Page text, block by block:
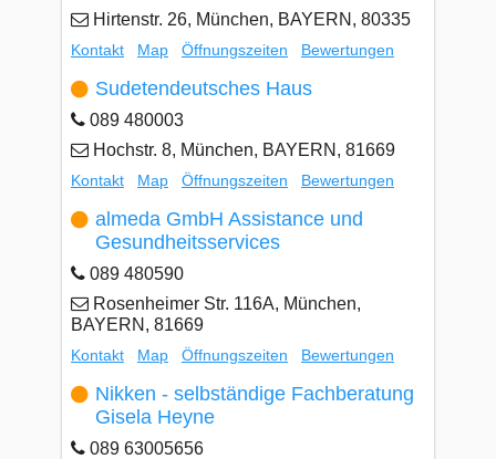
Hirtenstr. 26, München, BAYERN, 80335
Kontakt Map Öffnungszeiten Bewertungen
Sudetendeutsches Haus
089 480003
Hochstr. 8, München, BAYERN, 81669
Kontakt Map Öffnungszeiten Bewertungen
almeda GmbH Assistance und
Gesundheitsservices
089 480590
Rosenheimer Str. 116A, München,
BAYERN, 81669
Kontakt Map Öffnungszeiten Bewertungen
Nikken - selbständige Fachberatung
Gisela Heyne
089 63005656